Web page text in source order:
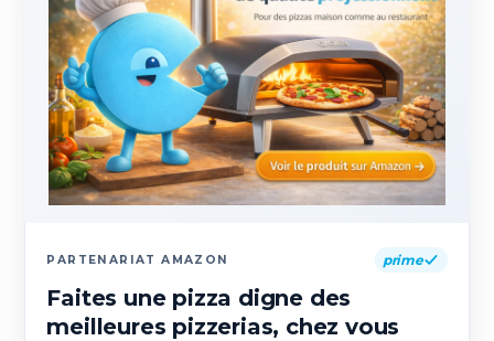
PARTENARIAT AMAZON prime
Faites une pizza digne des
meilleures pizzerias, chez vous